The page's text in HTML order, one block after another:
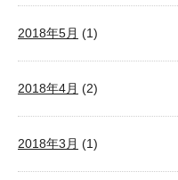
2018年5月 (1)
2018年4月 (2)
2018年3月 (1)